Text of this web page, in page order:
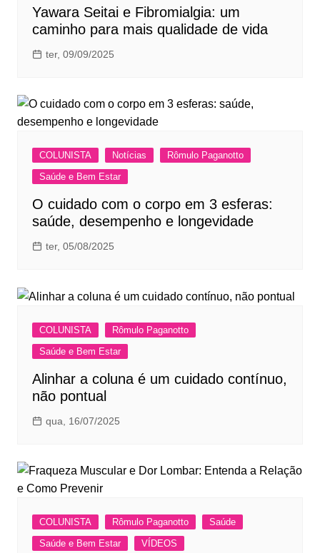
Yawara Seitai e Fibromialgia: um
caminho para mais qualidade de vida
ter, 09/09/2025
COLUNISTA Notícias
Rômulo Paganotto
Saúde e Bem Estar
O cuidado com o corpo em 3 esferas:
saúde, desempenho e longevidade
ter, 05/08/2025
COLUNISTA
Rômulo Paganotto
Saúde e Bem Estar
Alinhar a coluna é um cuidado contínuo,
não pontual
qua, 16/07/2025
COLUNISTA Rômulo Paganotto
Saúde
Saúde e Bem Estar
VÍDEOS